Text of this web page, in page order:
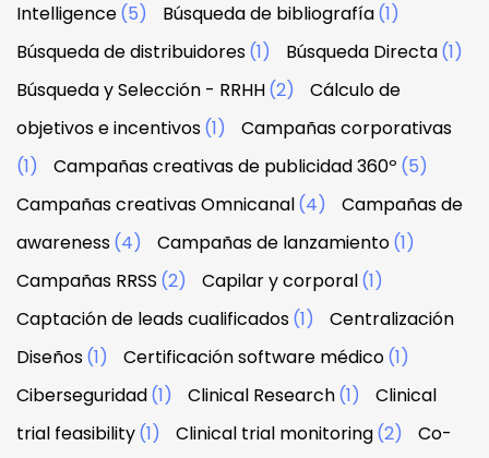
Intelligence(5) Búsqueda de bibliografía(1)
Búsqueda de distribuidores(1) Búsqueda Directa(1)
Búsqueda y Selección - RRHH(2)
Cálculo de
objetivos e incentivos(1)
Campañas corporativas
(1)
Campañas creativas de publicidad 360º (5)
Campañas creativas Omnicanal(4)
Campañas de
awareness(4) Campañas de lanzamiento(1)
Campañas RRSS (2) Capilar y corporal(1)
Captación de leads cualificados(1)
Centralización
Diseños(1) Certificación software médico(1)
Ciberseguridad(1) Clinical Research(1)
Clinical
trial feasibility(1) Clinical trial monitoring(2)
Co-